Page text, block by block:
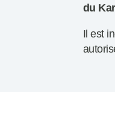
du
Il est